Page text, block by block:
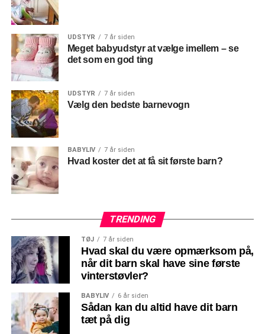
UDSTYR 7 år siden
Meget babyudstyr at vælge imellem – se
det som en god ting
UDSTYR 7 år siden
Vælg den bedste barnevogn
BABYLIV 7 år siden
Hvad koster det at få sit første barn?
TRENDING
TØJ 7 år siden
Hvad skal du være opmærksom på,
når dit barn skal have sine første
vinterstøvler?
BABYLIV 6 år siden
Sådan kan du altid have dit barn
tæt på dig